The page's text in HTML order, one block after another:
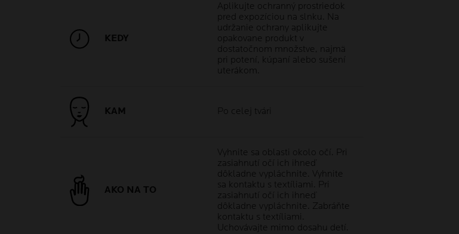
KEDY
Aplikujte ochranný prostriedok
pred expozíciou na slnku. Na
udržanie ochrany aplikujte
opakovane produkt v
dostatočnom množstve, najmä
pri potení, kúpaní alebo sušení
uterákom.
KAM Po celej tvári
AKO NA TO
Vyhnite sa oblasti okolo očí. Pri
zasiahnutí očí ich ihneď
dôkladne vypláchnite. Vyhnite
sa kontaktu s textíliami. Pri
zasiahnutí očí ich ihneď
dôkladne vypláchnite. Zabráňte
kontaktu s textíliami.
Uchovávajte mimo dosahu detí.